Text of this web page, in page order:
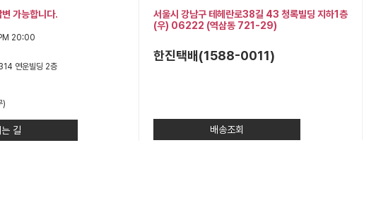
가능합니다.
20:00
연운빌딩 2층
)
는 길
서울시 강남구 테헤란로38길 43 청록빌딩 지하1층
(우) 06222 (역삼동 721-29)
한진택배(1588-0011)
배송조회